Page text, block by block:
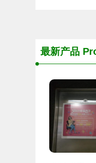
最新产品